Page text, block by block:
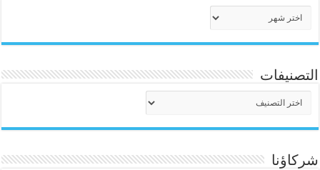
التصنيفات
شركاؤنا